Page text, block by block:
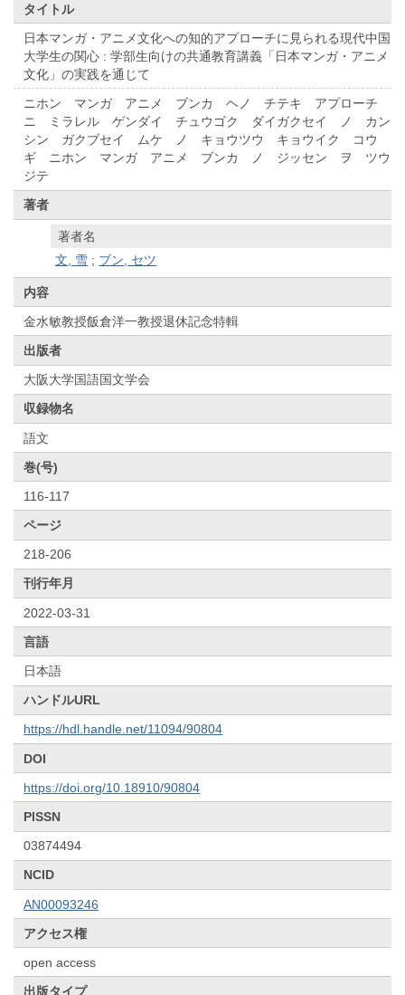
タイトル
日本マンガ・アニメ文化への知的アプローチに見られる現代中国
大学生の関心 : 学部生向けの共通教育講義「日本マンガ・アニメ
文化」の実践を通じて
ニホン マンガ アニメ ブンカ ヘノ チテキ アプローチ
ニ ミラレル ゲンダイ チュウゴク ダイガクセイ ノ カン
シン ガクブセイ ムケ ノ キョウツウ キョウイク コウ
ギ ニホン マンガ アニメ ブンカ ノ ジッセン ヲ ツウ
ジテ
著者
著者名
文, 雪 ; ブン, セツ
内容
金水敏教授飯倉洋一教授退休記念特輯
出版者
大阪大学国語国文学会
収録物名
語文
巻(号)
116-117
ページ
218-206
刊行年月
2022-03-31
言語
日本語
ハンドルURL
https://hdl.handle.net/11094/90804
DOI
https://doi.org/10.18910/90804
PISSN
03874494
NCID
AN00093246
アクセス権
open access
出版タイプ